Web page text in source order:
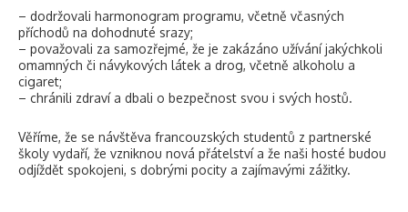
– dodržovali harmonogram programu, včetně včasných
příchodů na dohodnuté srazy;
– považovali za samozřejmé, že je zakázáno užívání jakýchkoli
omamných či návykových látek a drog, včetně alkoholu a
cigaret;
– chránili zdraví a dbali o bezpečnost svou i svých hostů.
Věříme, že se návštěva francouzských studentů z partnerské
školy vydaří, že vzniknou nová přátelství a že naši hosté budou
odjíždět spokojeni, s dobrými pocity a zajímavými zážitky.